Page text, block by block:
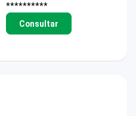
**********
Consultar